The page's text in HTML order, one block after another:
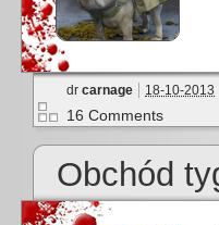
dr carnage 18-10-2013
16 Comments
Obchód